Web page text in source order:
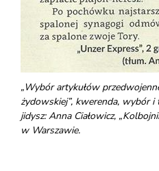
„Wybór artykułów
żydowskiej”, kwerenda, wybór i
jidysz: Anna Ciałowicz,
w Warszawie.